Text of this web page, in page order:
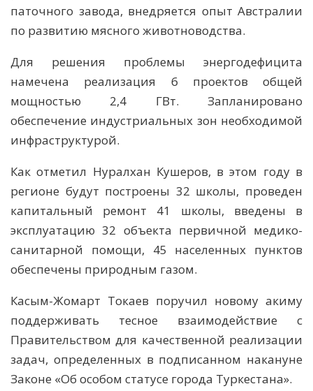
паточного завода, внедряется опыт Австралии
по развитию мясного животноводства.
Для решения проблемы энергодефицита
намечена реализация 6 проектов общей
мощностью 2,4 ГВт. Запланировано
обеспечение индустриальных зон необходимой
инфраструктурой.
Как отметил Нуралхан Кушеров, в этом году в
регионе будут построены 32 школы, проведен
капитальный ремонт 41 школы, введены в
эксплуатацию 32 объекта первичной медико-
санитарной помощи, 45 населенных пунктов
обеспечены природным газом.
Касым-Жомарт Токаев поручил новому акиму
поддерживать тесное взаимодействие с
Правительством для качественной реализации
задач, определенных в подписанном накануне
Законе «Об особом статусе города Туркестана».